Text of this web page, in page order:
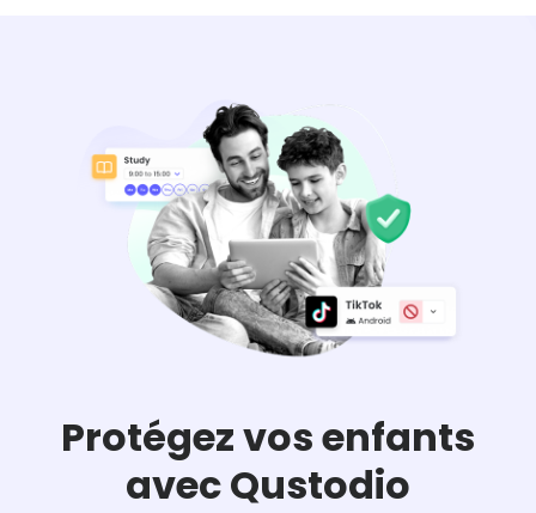
Protégez vos enfants
avec Qustodio